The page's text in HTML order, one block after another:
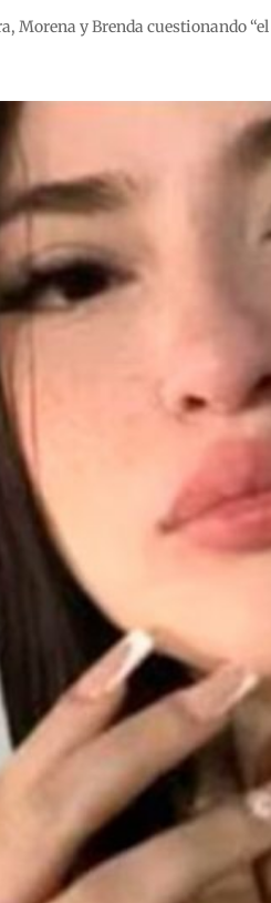
Morena y Brenda cuestionando